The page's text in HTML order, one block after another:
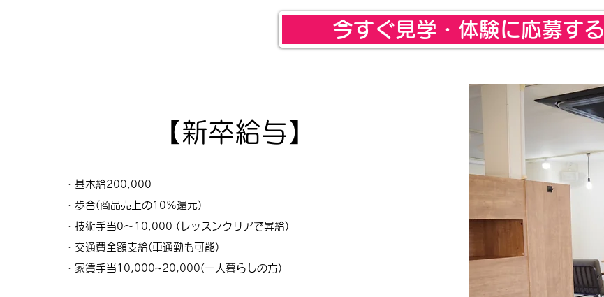
今すぐ見学・体験に応募する
【新卒給与】
・基本給200,000
・歩合(商品売上の10%還元)
・技術手当0〜10,000 (レッスンクリアで昇給)
・交通費全額支給(車通勤も可能)
・家賃手当10,000~20,000(一人暮らしの方)